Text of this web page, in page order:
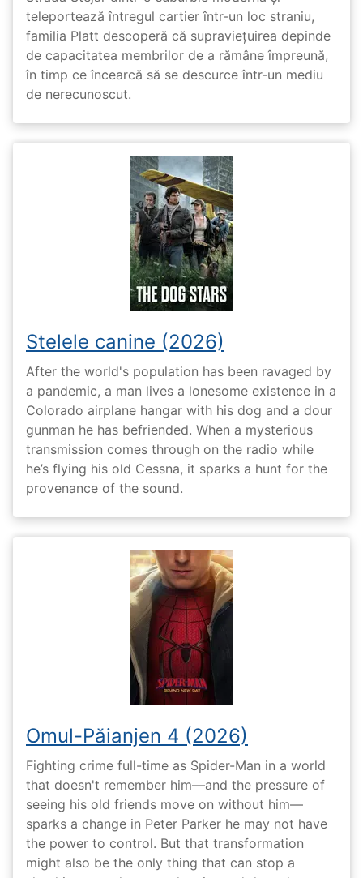
teleportează întregul cartier într-un loc straniu,
familia Platt descoperă că supraviețuirea depinde
de capacitatea membrilor de a rămâne împreună,
în timp ce încearcă să se descurce într-un mediu
de nerecunoscut.
Stelele canine (2026)
After the world's population has been ravaged by
a pandemic, a man lives a lonesome existence in a
Colorado airplane hangar with his dog and a dour
gunman he has befriended. When a mysterious
transmission comes through on the radio while
he’s flying his old Cessna, it sparks a hunt for the
provenance of the sound.
Omul-Păianjen 4 (2026)
Fighting crime full-time as Spider-Man in a world
that doesn't remember him—and the pressure of
seeing his old friends move on without him—
sparks a change in Peter Parker he may not have
the power to control. But that transformation
might also be the only thing that can stop a